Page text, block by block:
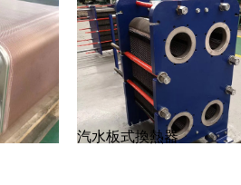
汽水板式換熱器